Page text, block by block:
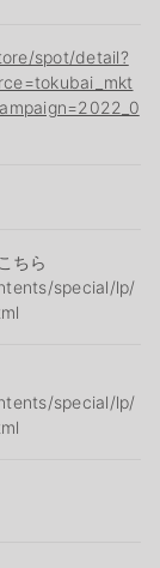
spot/detail?
ちら
special/lp/
special/lp/